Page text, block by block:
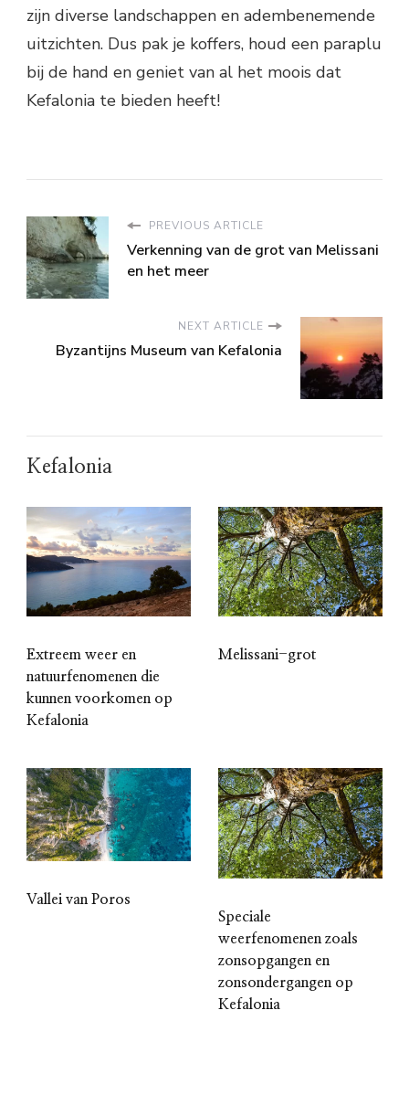
zijn diverse landschappen en adembenemende
uitzichten. Dus pak je koffers, houd een paraplu
bij de hand en geniet van al het moois dat
Kefalonia te bieden heeft!
PREVIOUS ARTICLE
Verkenning van de grot van Melissani
en het meer
NEXT ARTICLE
Byzantijns Museum van Kefalonia
Kefalonia
Extreem weer en
natuurfenomenen die
kunnen voorkomen op
Kefalonia
Melissani-grot
Vallei van Poros
Speciale
weerfenomenen zoals
zonsopgangen en
zonsondergangen op
Kefalonia